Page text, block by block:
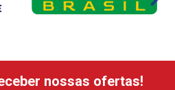
nossas ofertas!